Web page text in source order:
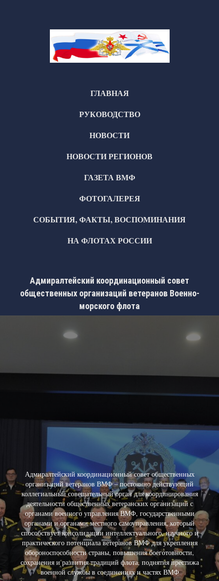
ГЛАВНАЯ
РУКОВОДСТВО
НОВОСТИ
НОВОСТИ РЕГИОНОВ
ГАЗЕТА ВМФ
ФОТОГАЛЕРЕЯ
СОБЫТИЯ, ФАКТЫ, ВОСПОМИНАНИЯ
НА ФЛОТАХ РОССИИ
Адмиралтейский координационный совет
общественных организаций ветеранов Военно-
морского флота
Адмиралтейский координационный совет общественных
организаций ветеранов ВМФ – постоянно действующий
коллегиальный совещательный орган для координирования
деятельности общественных ветеранских организаций с
органами военного управления ВМФ, государственными
органами и органами местного самоуправления, который
способствует консолидации интеллектуального, научного и
практического потенциала ветеранов ВМФ для укрепления
обороноспособности страны, повышения боеготовности,
сохранения и развития традиций флота, поднятия престижа
военной службы в соединениях и частях ВМФ